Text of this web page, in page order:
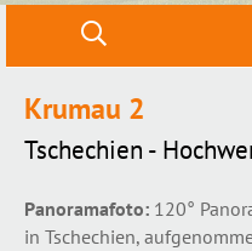
Krumau 2
Tschechien -
Panoramafoto: 120°
in Tschechien,